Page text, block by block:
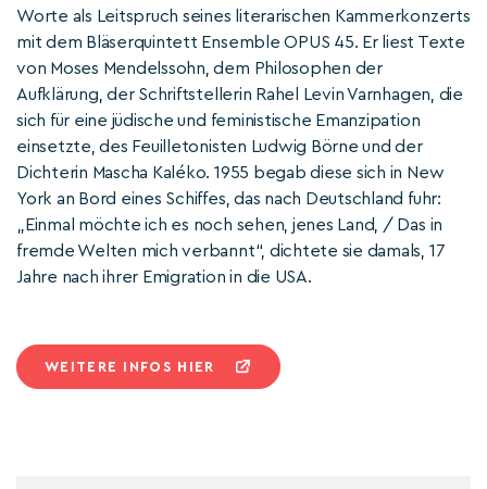
Worte als Leitspruch seines literarischen Kammerkonzerts
mit dem Bläserquintett Ensemble OPUS 45. Er liest Texte
von Moses Mendelssohn, dem Philosophen der
Aufklärung, der Schriftstellerin Rahel Levin Varnhagen, die
sich für eine jüdische und feministische Emanzipation
einsetzte, des Feuilletonisten Ludwig Börne und der
Dichterin Mascha Kaléko. 1955 begab diese sich in New
York an Bord eines Schiffes, das nach Deutschland fuhr:
„Einmal möchte ich es noch sehen, jenes Land, / Das in
fremde Welten mich verbannt“, dichtete sie damals, 17
Jahre nach ihrer Emigration in die USA.
WEITERE INFOS HIER